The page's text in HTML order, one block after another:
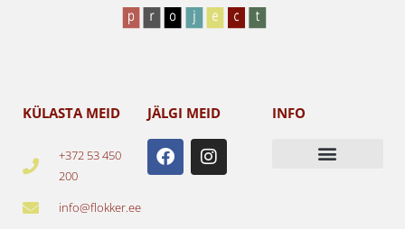
KÜLASTA MEID
+372 53 450
200
info@flokker.ee
JÄLGI MEID
F
a
c
I
n
s
INFO